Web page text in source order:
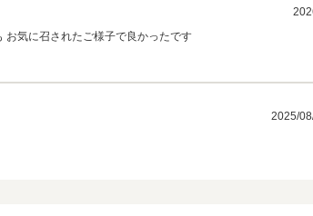
お気に召されたご様子で良かったです
2025/